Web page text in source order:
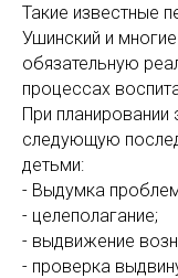
Такие известные
Ушинский и
обязательную
процессах
При планировании
следующую
детьми:
- Выдумка
- целеполагание;
- выдвижение
- проверка